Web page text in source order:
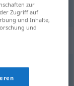
zur
Zugriff auf
und Inhalte,
und